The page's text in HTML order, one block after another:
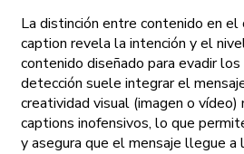
La distinción entre contenido en
caption revela la intención y el
contenido diseñado para evadir
detección suele integrar el
creatividad visual (imagen o
captions inofensivos, lo que
y asegura que el mensaje llegue a